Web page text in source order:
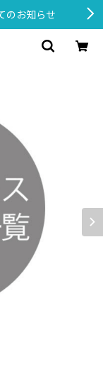
のお知らせ